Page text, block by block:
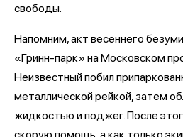
свободы.
Напомним, акт весеннего
«Гринн-парк» на Московском
Неизвестный побил
металлической рейкой, затем
жидкостью и поджег. После
скорую помощь, а как только